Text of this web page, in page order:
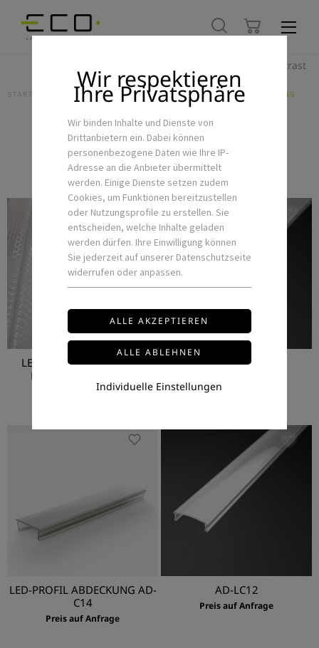
Hoher Kontrast
STARTSEITE LED-FLEXSTRIPS & ZUBEHÖR PROFILE ABDECKUNG
Abdeckung
LED-PROFILABDECKUNG
PRISMATIC AD-LC1-P
Preis auf Anfrage
AD-LC3
LED-PROFIL ABDECKUNG AD-
C14
Preis auf Anfrage
AD-LC12
Preis auf Anfrage
Wir respektieren
Ihre Privatsphäre
Wir binden Inhalte und Dienste von
Drittanbietern ein. Dabei können
personenbezogene Daten wie Ihre IP-
Adresse an die Anbieter übermittelt
werden. Einige Dienste setzen zudem
Cookies, um Funktionen bereitzustellen
oder Nutzungsprofile zu erstellen. Sie
entscheiden, welche Inhalte geladen
werden dürfen. Ihre Einwilligung können
Sie jederzeit auf unserer Datenschutzseite
widerrufen oder anpassen.
Individuelle Einstellungen